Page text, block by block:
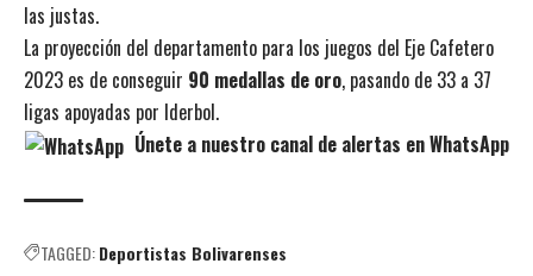
las justas.
La proyección del departamento para los juegos del Eje Cafetero
2023 es de conseguir 90 medallas de oro, pasando de 33 a 37
ligas apoyadas por Iderbol.
Únete a nuestro canal de alertas en WhatsApp
TAGGED:Deportistas Bolivarenses